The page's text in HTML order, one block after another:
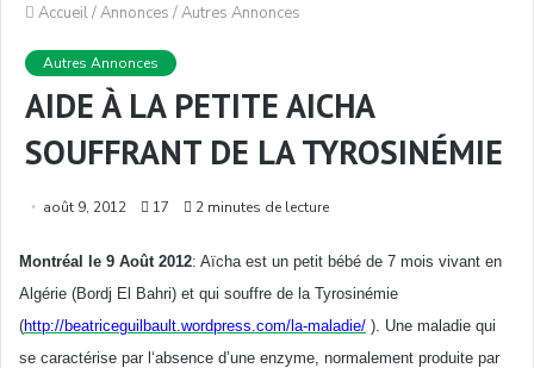
Accueil/Annonces /Autres Annonces
Autres Annonces
AIDE À LA PETITE AICHA
SOUFFRANT DE LA TYROSINÉMIE
août 9, 2012 17 2 minutes de lecture
Montréal le 9 Août 2012: Aïcha est un petit bébé de 7 mois vivant en
Algérie (Bordj El Bahri) et qui souffre de la Tyrosinémie
(http://beatriceguilbault.wordpress.com/la-maladie/ ). Une maladie qui
se caractérise par l‘absence d’une enzyme, normalement produite par